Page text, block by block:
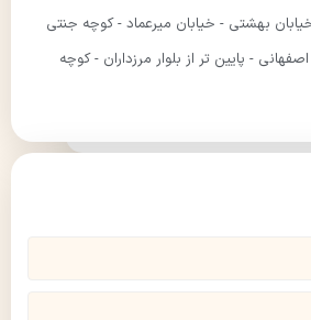
بهشتی - خیابان میرعماد - کوچه جنتی
- پایین تر از بلوار مرزداران - کوچه